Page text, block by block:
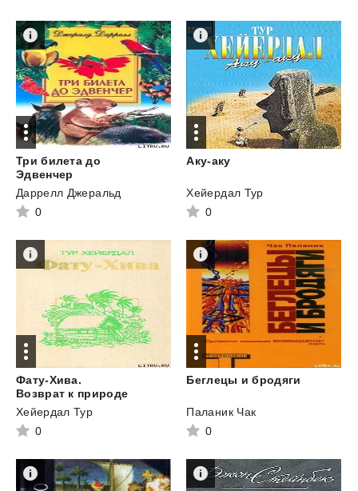
Три билета до
Эдвенчер
Даррелл Джеральд
0
Аку-аку
Хейердал Тур
0
Фату-Хива.
Возврат к природе
Хейердал Тур
0
Беглецы и бродяги
Паланик Чак
0